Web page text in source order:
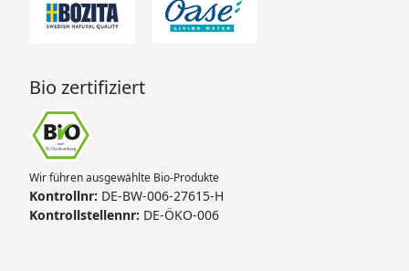
Bio zertifiziert
Wir führen ausgewählte Bio-Produkte
Kontrollnr: DE-BW-006-27615-H
Kontrollstellennr: DE-ÖKO-006